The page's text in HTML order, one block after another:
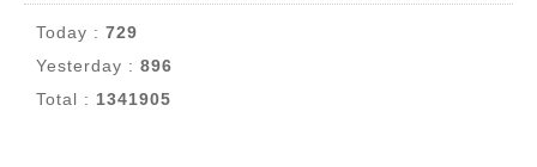
Today : 729
Yesterday : 896
Total : 1341905